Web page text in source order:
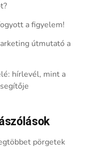
a figyelem!
útmutató a
hírlevél, mint a
pörgetek